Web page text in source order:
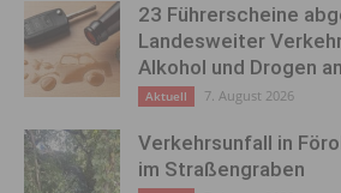
23 Führerscheine
Landesweiter
Alkohol und Drogen
Aktuell 7. August 2026
Verkehrsunfall in
im Straßengraben